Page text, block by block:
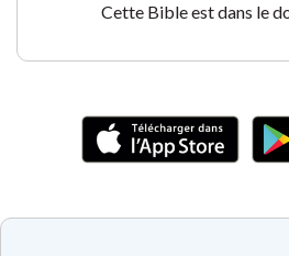
Cette Bible est dans le